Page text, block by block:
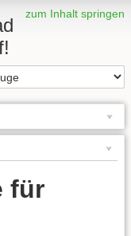
zum Inhalt springen
für